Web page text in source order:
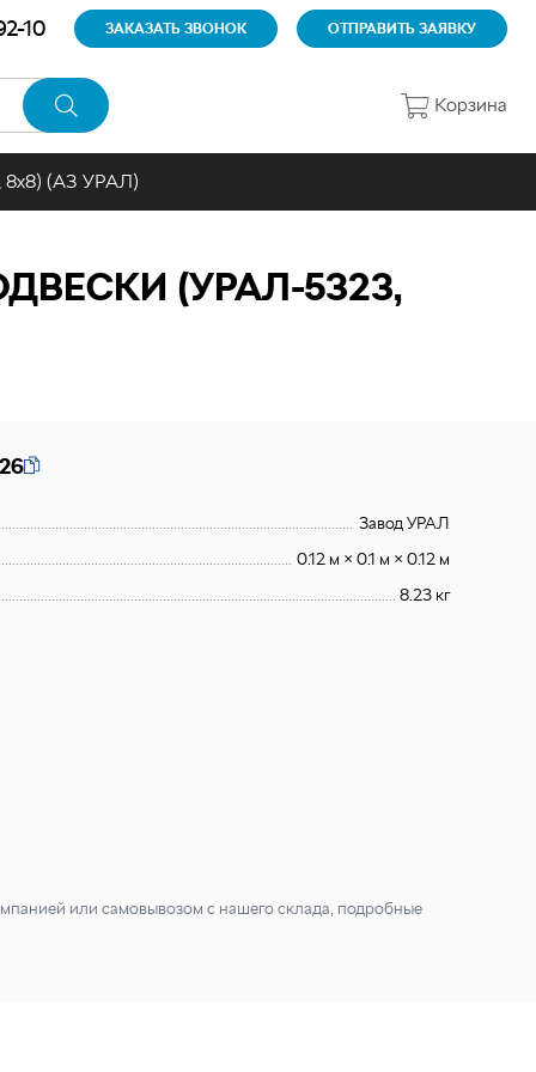
10 ЗАКАЗАТЬ ЗВОНОК ОТПРАВИТЬ ЗАЯВКУ
Корзина
8х8) (АЗ УРАЛ)
(УРАЛ-5323,
Завод УРАЛ
0.12 м × 0.1 м × 0.12 м
8.23 кг
или самовывозом с нашего склада, подробные